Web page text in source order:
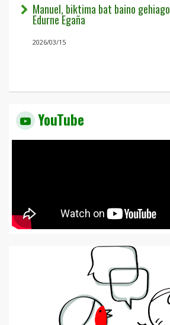
Manuel, biktima bat baino gehiago
Edurne Egaña
2026/03/15
YouTube